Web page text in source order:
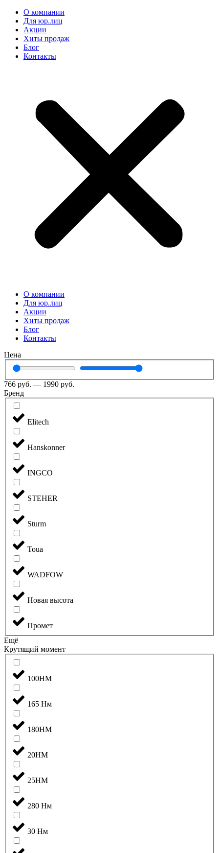
О компании
Для юр.лиц
Акции
Хиты продаж
Блог
Контакты
О компании
Для юр.лиц
Акции
Хиты продаж
Блог
Контакты
Цена
766 руб. — 1990 руб.
Бренд
Elitech
Hanskonner
INGCO
STEHER
Sturm
Toua
WADFOW
Новая высота
Промет
Ещё
Крутящий момент
100НМ
165 Нм
180НМ
20НМ
25НМ
280 Нм
30 Нм